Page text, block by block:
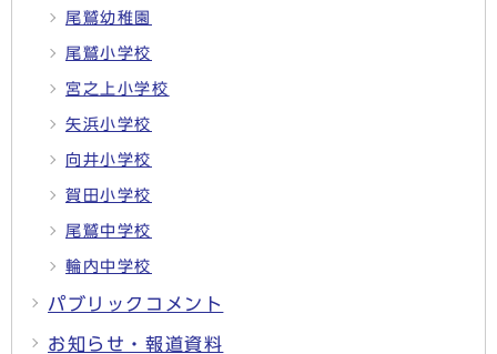
尾鷲幼稚園
尾鷲小学校
宮之上小学校
矢浜小学校
向井小学校
賀田小学校
尾鷲中学校
輪内中学校
パブリックコメント
お知らせ・報道資料